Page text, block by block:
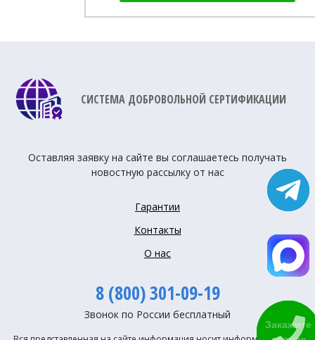
Закажите
СИСТЕМА ДОБРОВОЛЬНОЙ СЕРТИФИКАЦИИ
Оставляя заявку на сайте вы соглашаетесь получать
новостную рассылку от нас
Гарантии
Контакты
О нас
8 (800) 301-09-19
Звонок по России бесплатный